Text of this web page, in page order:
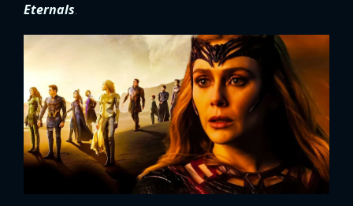
Eternals.